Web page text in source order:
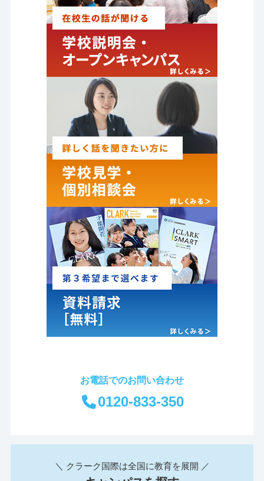
お電話でのお問い合わせ
0120-833-350
＼ クラーク国際は全国に教育を展開 ／